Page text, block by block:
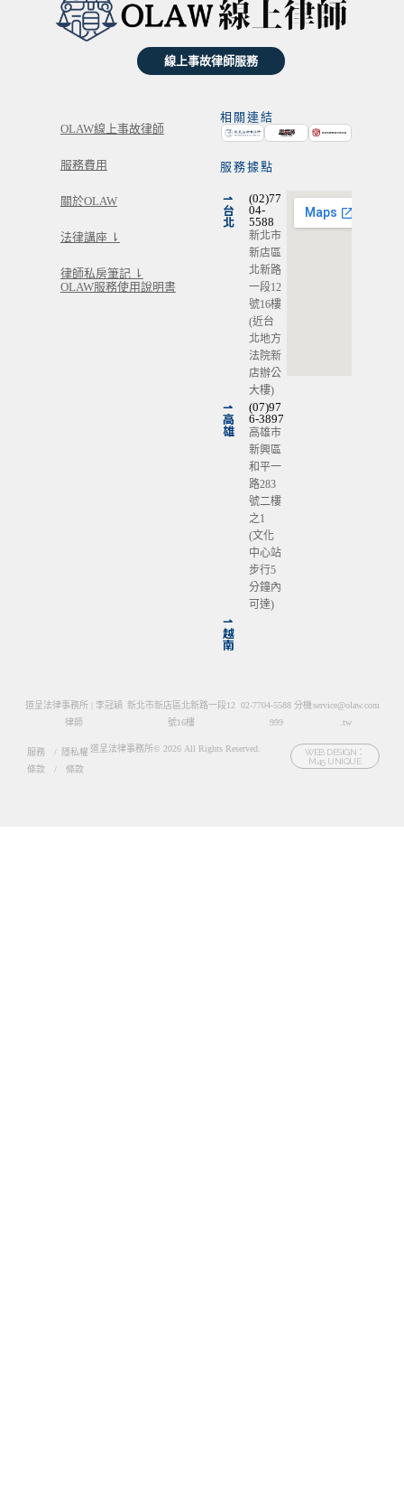
線上事故律師服務
OLAW線上事故律師
服務費用
關於OLAW
法律講座 ⇂
律師私房筆記 ⇂
OLAW服務使用說明書
相關連結
服務據點
⇀
台
北
(02)77
04-
5588
新北市
新店區
北新路
一段12
號16樓
(近台
北地方
法院新
店辦公
大樓)
⇀
高
雄
(07)97
6-3897
高雄市
新興區
和平一
路283
號二樓
之1
(文化
中心站
步行5
分鐘內
可達)
⇀
越
南
道呈法律事務所 | 李冠穎
律師
新北市新店區北新路一段12
號16樓
02-7704-5588 分機
999
service@olaw.com
.tw
服務
條款
/
/
隱私權
條款
道呈法律事務所© 2026 All Rights Reserved.
WEB DESIGN：
M45 UNIQUE